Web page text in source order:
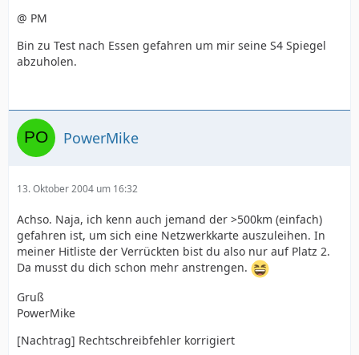
@ PM
Bin zu Test nach Essen gefahren um mir seine S4 Spiegel
abzuholen.
PowerMike
13. Oktober 2004 um 16:32
Achso. Naja, ich kenn auch jemand der >500km (einfach)
gefahren ist, um sich eine Netzwerkkarte auszuleihen. In
meiner Hitliste der Verrückten bist du also nur auf Platz 2.
Da musst du dich schon mehr anstrengen.
Gruß
PowerMike
[Nachtrag] Rechtschreibfehler korrigiert